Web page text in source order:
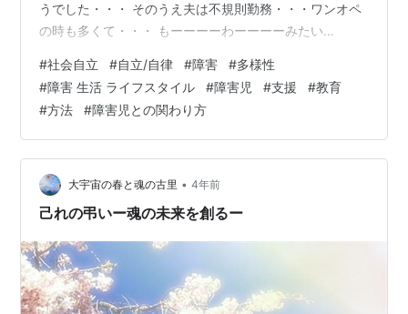
うでした・・・ そのうえ夫は不規則勤務・・・ワンオペ
の時も多くて・・・ もーーーーわーーーーみたい
だん慣れてくるんですよねーーー（笑） 母は強し・・・
（笑） そんな日々の中・・・子どもが学校に行きだした
ら・・・ ちょっと意識してほしいことがあるんです。 早
めにとりかかってほしい親としての意識・・・ 「障害」
児のときから考えてほしいこと・・・ 「障害」児の今だ
からとりかかってほしいこと・…
#社会自立 #自立/自律 #障害 #多様性
#障害 生活 ライフスタイル #障害児 #支援 #教育
#方法 #障害児との関わり方
大宇宙の春と魂の古里 • 4年前
己れの弔いー魂の未来を創るー